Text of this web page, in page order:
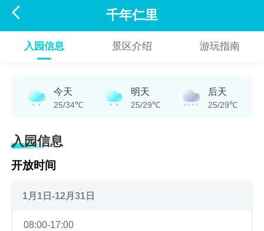
 千年仁里
入园信息 景区介绍 游玩指南
今天
25/34℃
明天
25/29℃
后天
25/29℃
入园信息
开放时间
1月1日-12月31日
08:00-17:00